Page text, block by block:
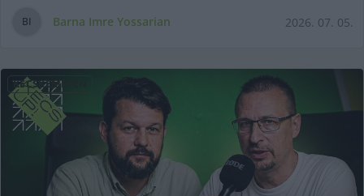
BI Barna Imre Yossarian 2026. 07. 05.
KECSKEMÉTEN